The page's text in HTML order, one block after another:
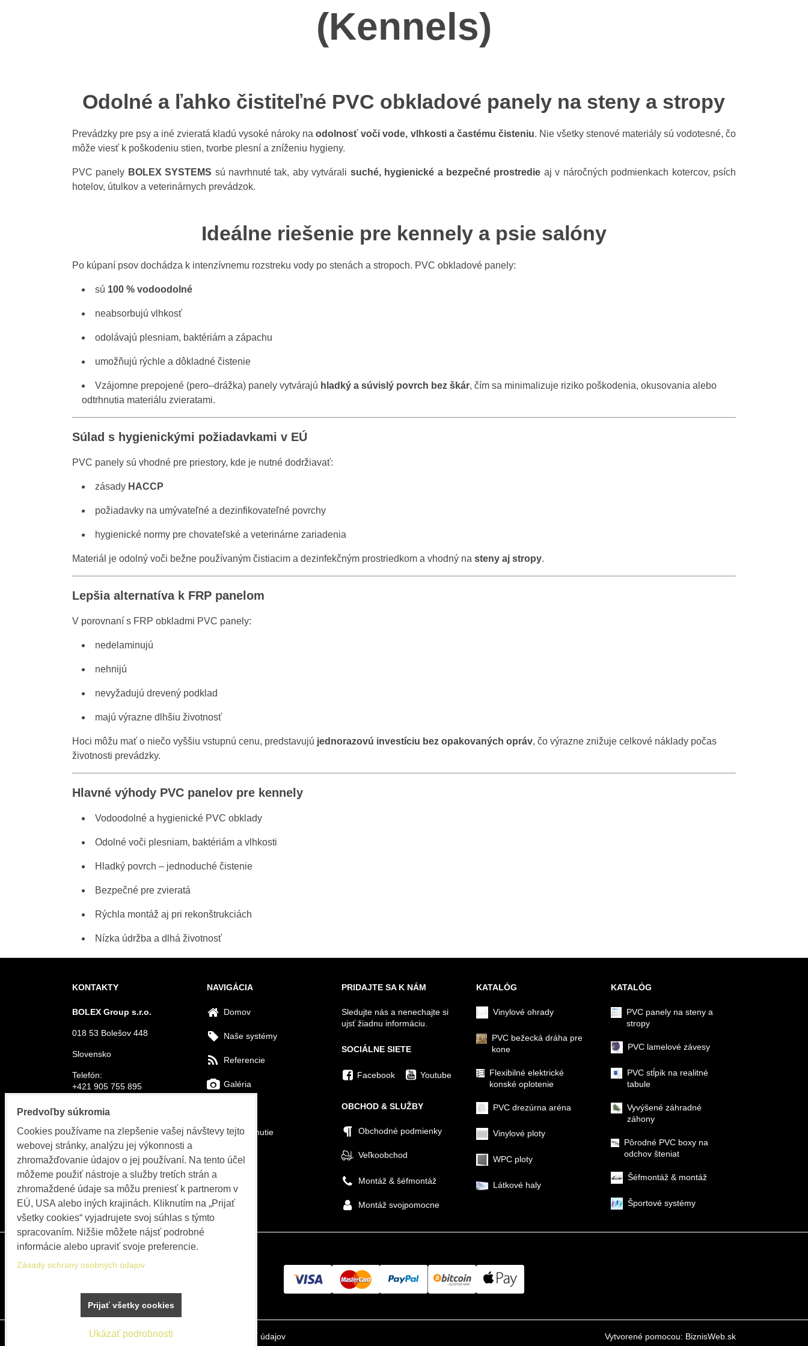
(Kennels)
Odolné a ľahko čistiteľné PVC obkladové panely na steny a stropy
Prevádzky pre psy a iné zvieratá kladú vysoké nároky naodolnosť voči vode, vlhkosti a častému čisteniu. Nie všetky stenové materiály sú vodotesné, čo
môže viesť k poškodeniu stien, tvorbe plesní a zníženiu hygieny.
PVC panely BOLEX SYSTEMS sú navrhnuté tak, aby vytvárali suché, hygienické a bezpečné prostredie aj v náročných podmienkach kotercov, psích
hotelov, útulkov a veterinárnych prevádzok.
Ideálne riešenie pre kennely a psie salóny
Po kúpaní psov dochádza k intenzívnemu rozstreku vody po stenách a stropoch. PVC obkladové panely:
sú 100 % vodoodolné
neabsorbujú vlhkosť
odolávajú plesniam, baktériám a zápachu
umožňujú rýchle a dôkladné čistenie
Vzájomne prepojené (pero–drážka) panely vytvárajú hladký a súvislý povrch bez škár, čím sa minimalizuje riziko poškodenia, okusovania alebo
odtrhnutia materiálu zvieratami.
Súlad s hygienickými požiadavkami v EÚ
PVC panely sú vhodné pre priestory, kde je nutné dodržiavať:
zásady HACCP
požiadavky na umývateľné a dezinfikovateľné povrchy
hygienické normy pre chovateľské a veterinárne zariadenia
Materiál je odolný voči bežne používaným čistiacim a dezinfekčným prostriedkom a vhodný na steny aj stropy.
Lepšia alternatíva k FRP panelom
V porovnaní s FRP obkladmi PVC panely:
nedelaminujú
nehnijú
nevyžadujú drevený podklad
majú výrazne dlhšiu životnosť
Hoci môžu mať o niečo vyššiu vstupnú cenu, predstavujú jednorazovú investíciu bez opakovaných opráv, čo výrazne znižuje celkové náklady počas
životnosti prevádzky.
Hlavné výhody PVC panelov pre kennely
Vodoodolné a hygienické PVC obklady
Odolné voči plesniam, baktériám a vlhkosti
Hladký povrch – jednoduché čistenie
Bezpečné pre zvieratá
Rýchla montáž aj pri rekonštrukciách
Nízka údržba a dlhá životnosť
KONTAKTY
BOLEX Group s.r.o.
018 53 Bolešov 448
Slovensko
Telefón:
+421 905 755 895
E-mail:
Otváracie hodiny
Objednávky, fakturácia, servis
PO-PIA 8:00 do 15:30
NAVIGÁCIA
Domov
Naše systémy
Referencie
Galéria
Na stiahnutie
Video
Blog
PRIDAJTE SA K NÁM
Sledujte nás a nenechajte si
ujsť žiadnu informáciu.
SOCIÁLNE SIETE
Facebook Youtube
OBCHOD & SLUŽBY
Obchodné podmienky
Veľkoobchod
Montáž & šéfmontáž
Montáž svojpomocne
KATALÓG
Vinylové ohrady
PVC bežecká dráha pre
kone
Flexibilné elektrické
konské oplotenie
PVC drezúrna aréna
Vinylové ploty
WPC ploty
Látkové haly
KATALÓG
PVC panely na steny a
stropy
PVC lamelové závesy
PVC stĺpik na realitné
tabule
Vyvýšené záhradné
záhony
Pôrodné PVC boxy na
odchov šteniat
Šéfmontáž & montáž
Športové systémy
Predvoľby súkromia Zásady ochrany osobných údajov Vytvorené pomocou: BiznisWeb.sk
Predvoľby súkromia
Cookies používame na zlepšenie vašej návštevy tejto
webovej stránky, analýzu jej výkonnosti a
zhromažďovanie údajov o jej používaní. Na tento účel
môžeme použiť nástroje a služby tretích strán a
zhromaždené údaje sa môžu preniesť k partnerom v
EÚ, USA alebo iných krajinách. Kliknutím na „Prijať
všetky cookies“ vyjadrujete svoj súhlas s týmto
spracovaním. Nižšie môžete nájsť podrobné
informácie alebo upraviť svoje preferencie.
Zásady ochrany osobných údajov
Ukázať podrobnosti
Prijať všetky cookies